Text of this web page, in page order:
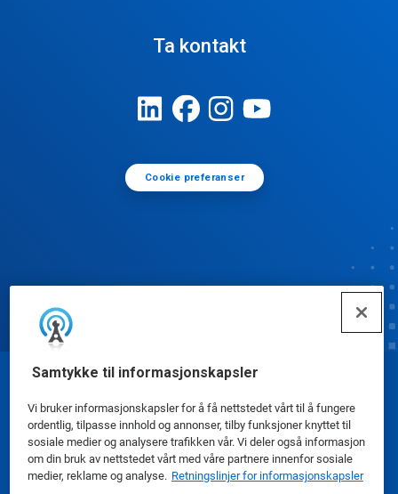
Samtykke til informasjonskapsler
Vi bruker informasjonskapsler for å få nettstedet vårt til å fungere
ordentlig, tilpasse innhold og annonser, tilby funksjoner knyttet til
sosiale medier og analysere trafikken vår. Vi deler også informasjon
om din bruk av nettstedet vårt med våre partnere innenfor sosiale
medier, reklame og analyse. Retningslinjer for informasjonskapsler
Ta kontakt
Cookie preferanser
Sikkerhetsdatablad|Personvernerklæring|
Bruksvilkår